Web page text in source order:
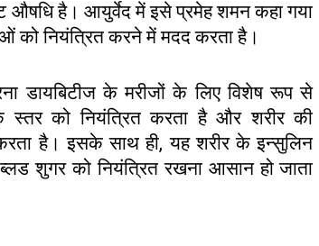
औषधि है। आयुर्वेद में इसे प्रमेह शमन कहा गया
को नियंत्रित करने में मदद करता है।
डायबिटीज के मरीजों के लिए विशेष रूप से
स्तर को नियंत्रित करता है और शरीर की
है। इसके साथ ही, यह शरीर के इन्सुलिन
शुगर को नियंत्रित रखना आसान हो जाता